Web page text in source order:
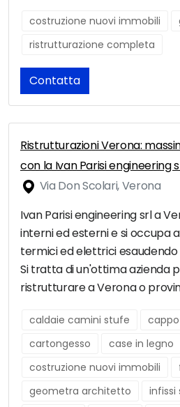
costruzione nuovi immobili
ristrutturazione completa
Contatta
Ristrutturazioni Verona:
con la Ivan Parisi engineering
Via Don Scolari, Verona
Ivan Parisi engineering srl a
interni ed esterni e si occupa
termici ed elettrici esaudendo
Si tratta di un'ottima azienda
ristrutturare a Verona o
caldaie camini stufe
cartongesso
case in legno
costruzione nuovi immobili
geometra architetto
infissi